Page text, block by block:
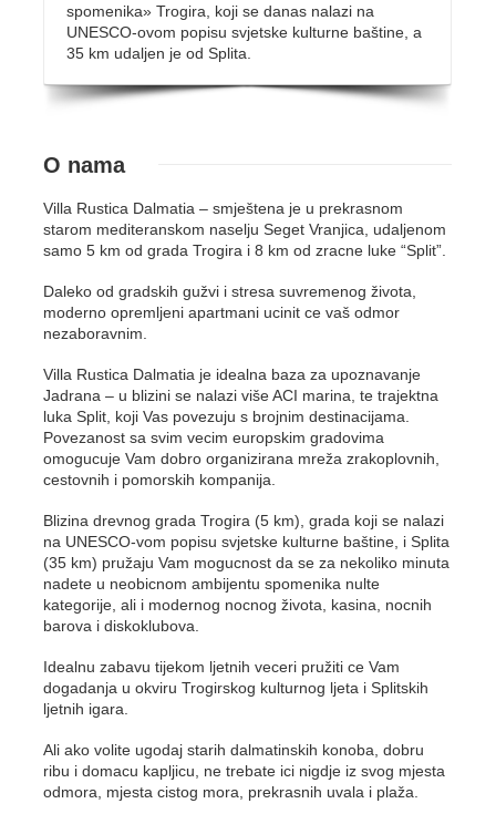
spomenika» Trogira, koji se danas nalazi na
UNESCO-ovom popisu svjetske kulturne baštine, a
35 km udaljen je od Splita.
O nama
Villa Rustica Dalmatia – smještena je u prekrasnom
starom mediteranskom naselju Seget Vranjica, udaljenom
samo 5 km od grada Trogira i 8 km od zracne luke “Split”.
Daleko od gradskih gužvi i stresa suvremenog života,
moderno opremljeni apartmani ucinit ce vaš odmor
nezaboravnim.
Villa Rustica Dalmatia je idealna baza za upoznavanje
Jadrana – u blizini se nalazi više ACI marina, te trajektna
luka Split, koji Vas povezuju s brojnim destinacijama.
Povezanost sa svim vecim europskim gradovima
omogucuje Vam dobro organizirana mreža zrakoplovnih,
cestovnih i pomorskih kompanija.
Blizina drevnog grada Trogira (5 km), grada koji se nalazi
na UNESCO-vom popisu svjetske kulturne baštine, i Splita
(35 km) pružaju Vam mogucnost da se za nekoliko minuta
nadete u neobicnom ambijentu spomenika nulte
kategorije, ali i modernog nocnog života, kasina, nocnih
barova i diskoklubova.
Idealnu zabavu tijekom ljetnih veceri pružiti ce Vam
dogadanja u okviru Trogirskog kulturnog ljeta i Splitskih
ljetnih igara.
Ali ako volite ugodaj starih dalmatinskih konoba, dobru
ribu i domacu kapljicu, ne trebate ici nigdje iz svog mjesta
odmora, mjesta cistog mora, prekrasnih uvala i plaža.